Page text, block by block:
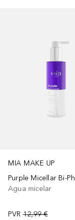
MIA MAKE UP
Purple Micellar Bi-
Agua micelar
PVR 12,99 €